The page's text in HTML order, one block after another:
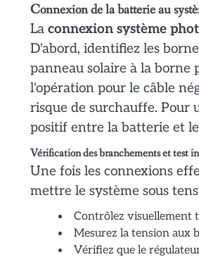
Connexion de la batterie au
Laconnexion système
D'abord, identifiez les
panneau solaire à la borne
l'opération pour le câble
risque de surchauffe. Pour
positif entre la batterie et
Vérification des branchements et test
Une fois les connexions
mettre le système sous
Contrôlez visuellement
Mesurez la tension aux
Vérifiez que le